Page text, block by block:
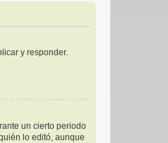
y responder.
un cierto periodo
lo editó, aunque